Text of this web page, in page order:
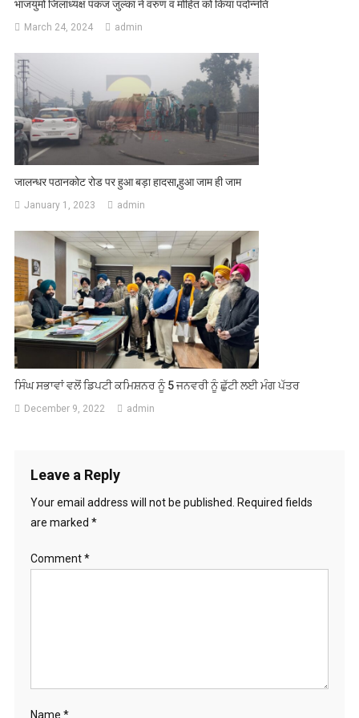
भाजयुमो जिलाध्यक्ष पंकज जुल्का ने वरुण व मोहित को किया पदोन्नति
March 24, 2024 admin
जालन्धर पठानकोट रोड पर हुआ बड़ा हादसा,हुआ जाम ही जाम
January 1, 2023 admin
ਸਿੰਘ ਸਭਾਵਾਂ ਵਲੋਂ ਡਿਪਟੀ ਕਮਿਸ਼ਨਰ ਨੂੰ 5 ਜਨਵਰੀ ਨੂੰ ਛੁੱਟੀ ਲਈ ਮੰਗ ਪੱਤਰ
December 9, 2022 admin
Leave a Reply
Your email address will not be published. Required fields
are marked *
Comment*
Name *